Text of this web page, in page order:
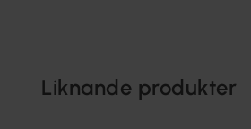
Liknande produkter